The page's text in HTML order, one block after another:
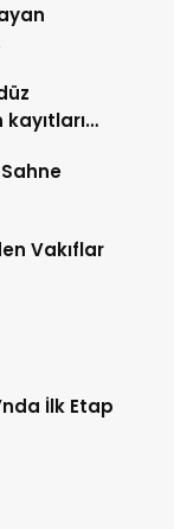
Vakıflar
İlk Etap